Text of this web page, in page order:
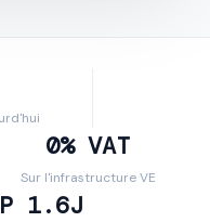
0% VAT
Sur l'infrastructure VE
1.6J